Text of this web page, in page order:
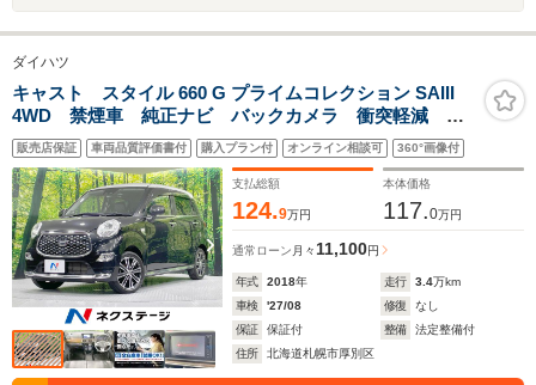
ダイハツ
キャスト スタイル 660 G プライムコレクション SAIII
4WD 禁煙車 純正ナビ バックカメラ 衝突軽減
ETC アイドリングストップ LEDヘッド スマートキ
ー オートエアコン オートハイビーム 純正15AW 横
滑り防止 オートライト ステアリングスイッチ
販売店保証 車両品質評価書付 購入プラン付 オンライン相談可 360°画像付
支払総額
124.9万円
本体価格
117.0万円
通常ローン 月々 11,100円
年式 2018年 走行 3.4万km
車検
'27/08 修復
なし
保証
保証付 整備
法定整備付
住所
北海道札幌市厚別区